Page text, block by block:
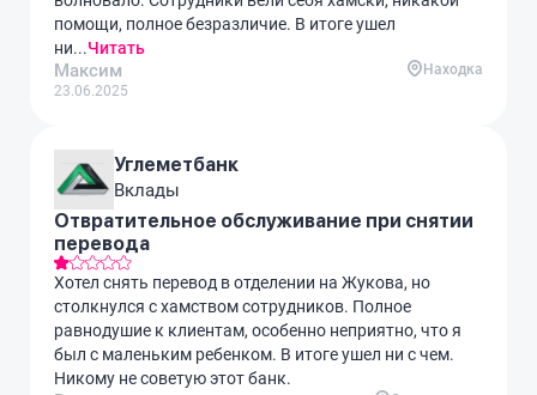
помощи, полное безразличие. В итоге ушел
ни...Читать
Максим
23.06.2025
Находка
Углеметбанк
Вклады
Отвратительное обслуживание при снятии
перевода
Хотел снять перевод в отделении на Жукова, но
столкнулся с хамством сотрудников. Полное
равнодушие к клиентам, особенно неприятно, что я
был с маленьким ребенком. В итоге ушел ни с чем.
Никому не советую этот банк.